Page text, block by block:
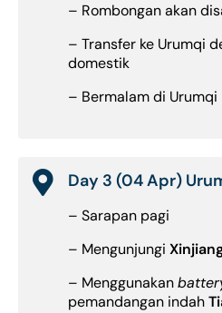
– Rombongan akan
– Transfer ke Urumqi
domestik
– Bermalam di Urumqi
Day 3 (04 Apr)
– Sarapan pagi
– Mengunjungi
– Menggunakan
pemandangan indah